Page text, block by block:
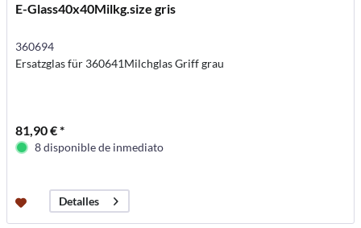
E-Glass40x40Milkg.size gris
360694
Ersatzglas für 360641Milchglas Griff grau
81,90 € *
8 disponible de inmediato
Detalles